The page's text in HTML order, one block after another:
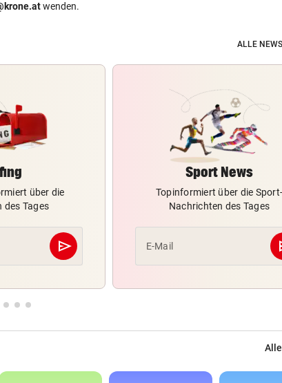
wenden.
ALLE
über die
des Tages
send
Abschicken
Sport News
Topinformiert über die Sport-
Nachrichten des Tages
E-Mail